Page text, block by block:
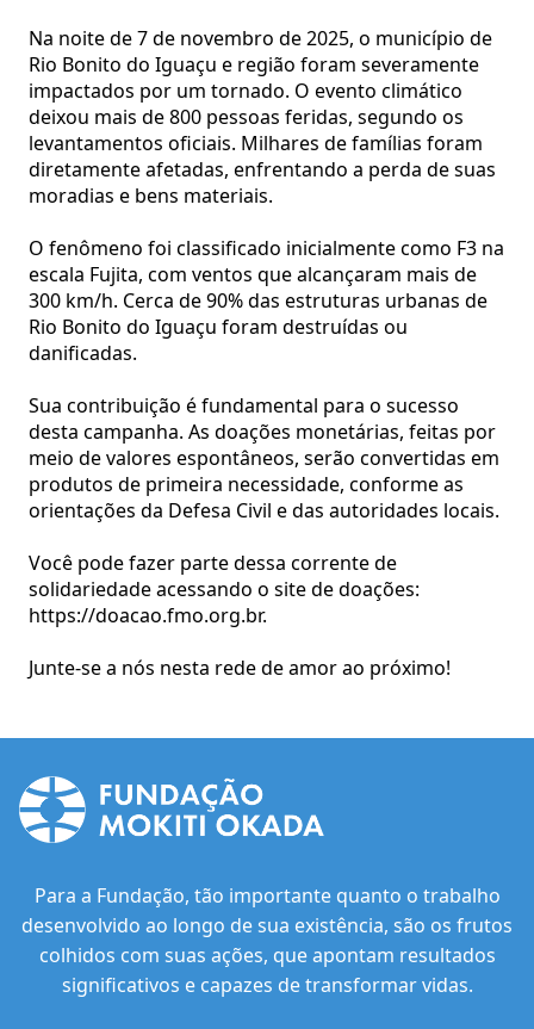
Na noite de 7 de novembro de 2025, o município de
Rio Bonito do Iguaçu e região foram severamente
impactados por um tornado. O evento climático
deixou mais de 800 pessoas feridas, segundo os
levantamentos oficiais. Milhares de famílias foram
diretamente afetadas, enfrentando a perda de suas
moradias e bens materiais.
O fenômeno foi classificado inicialmente como F3 na
escala Fujita, com ventos que alcançaram mais de
300 km/h. Cerca de 90% das estruturas urbanas de
Rio Bonito do Iguaçu foram destruídas ou
danificadas.
Sua contribuição é fundamental para o sucesso
desta campanha. As doações monetárias, feitas por
meio de valores espontâneos, serão convertidas em
produtos de primeira necessidade, conforme as
orientações da Defesa Civil e das autoridades locais.
Você pode fazer parte dessa corrente de
solidariedade acessando o site de doações:
https://doacao.fmo.org.br.
Junte-se a nós nesta rede de amor ao próximo!
Para a Fundação, tão importante quanto o trabalho
desenvolvido ao longo de sua existência, são os frutos
colhidos com suas ações, que apontam resultados
significativos e capazes de transformar vidas.